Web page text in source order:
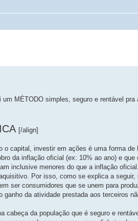
MÉTODO simples, seguro e rentável
[/align]
o capital, investir em ações é uma forma de
da inflação oficial (ex: 10% ao ano) e que
inclusive menores do que a inflação
Por isso, como se explica a
ser consumidores que se unem para
da atividade prestada aos terceiros
cabeça da população que é seguro e